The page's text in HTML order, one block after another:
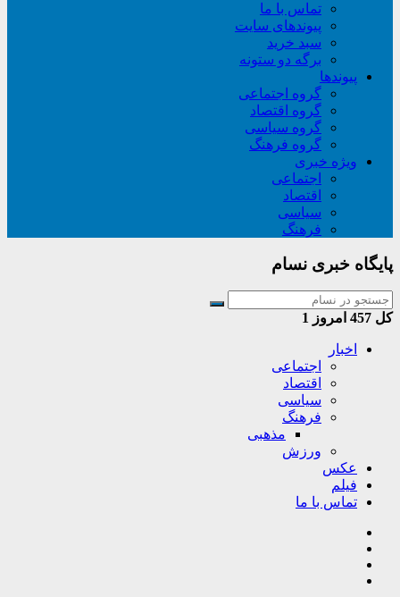
تماس با ما
پیوندهای سایت
سبد خريد
برگه دو ستونه
پیوندها
گروه اجتماعی
گروه اقتصاد
گروه سیاسی
گروه فرهنگ
ویژه خبری
اجتماعی
اقتصاد
سیاسی
فرهنگ
پایگاه خبری نسام
کل امروز 1
اخبار
اجتماعی
اقتصاد
سیاسی
فرهنگ
مذهبی
ورزش
عکس
فیلم
تماس با ما